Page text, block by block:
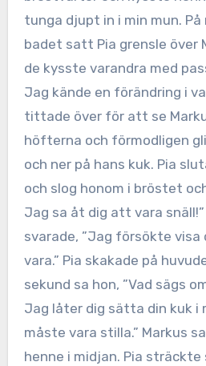
tunga djupt in i min mun.
badet satt Pia grensle över
de kysste varandra med
Jag kände en förändring i
tittade över för att se
höfterna och förmodligen
och ner på hans kuk. Pia
och slog honom i bröstet
Jag sa åt dig att vara
svarade, ”Jag försökte visa
vara.” Pia skakade på
sekund sa hon, ”Vad sägs
Jag låter dig sätta din kuk i
måste vara stilla.” Markus
henne i midjan. Pia sträckte